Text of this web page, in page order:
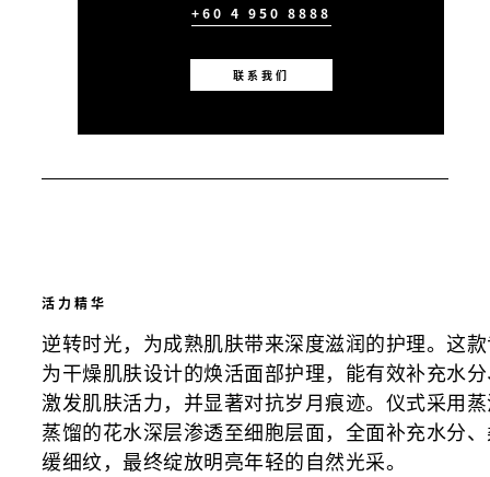
+60 4 950 8888
联系我们
活力精华
逆转时光，为成熟肌肤带来深度滋润的护理。这
为干燥肌肤设计的焕活面部护理，能有效补充水
激发肌肤活力，并显著对抗岁月痕迹。仪式采用
蒸馏的花水深层渗透至细胞层面，全面补充水分
缓细纹，最终绽放明亮年轻的自然光采。